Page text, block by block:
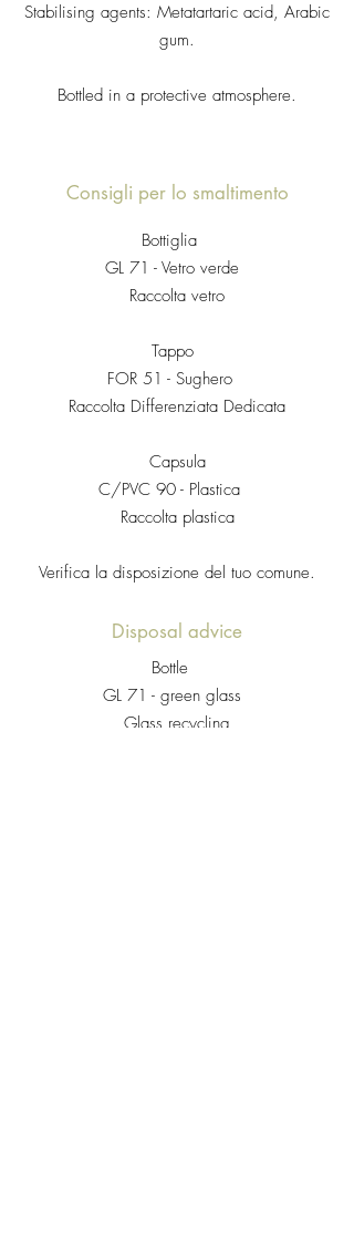
Stabilising agents: Metatartaric acid, Arabic
gum.
Bottled in a protective atmosphere.
Consigli per lo smaltimento
Bottiglia
GL 71 - Vetro verde
Raccolta vetro
Tappo
FOR 51 - Sughero
Raccolta Differenziata Dedicata
Capsula
C/PVC 90 - Plastica
Raccolta plastica
Verifica la disposizione del tuo comune.
Disposal advice
Bottle
GL 71 - green glass
Glass recycling